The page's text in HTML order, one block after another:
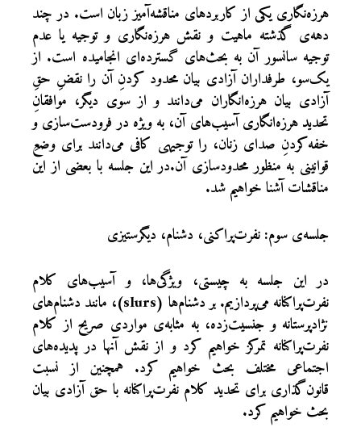
هرزه‌نگاری یکی از کاربردهای مناقشه‌آمیز زبان است. در چند
دهه‌ی گذشته ماهیت و نقش هرزه‌نگاری و توجیه یا عدم
توجیه سانسور آن به بحث‌های گسترده‌ای انجامیده است. از
یک‌سو، طرفداران آزادی بیان محدود کردنِ آن را نقضِ حق‌ِ
آزادی بیان هرزه‌انگاران می‌دانند و از سوی دیگر، موافقانِ
تحدید هرزه‌انگاری آسیب‌های آن، به ویژه در فرودست‌سازی و
خفه‌کردنِ صدای زنان، را توجیهی کافی می‌دانند برای وضعِ
قوانینی به منظور محدودسازی آن.در این جلسه با بعضی از این
مناقشات آشنا خواهیم شد.
جلسه‌ی سوم: نفرت‌پراکنی، دشنام، دیگرستیزی
در این جلسه به چیستی، ویژگی‌ها، و آسیب‌های کلام
نفرت‌پراکنانه می‌پردازیم. بر دشنام‌ها (slurs)، مانند دشنام‌های
نژادپرستانه و جنسیت‌زده، به مثابه‌ی مواردی صریح از کلام
نفرت‌پراکنانه تمرکز خواهیم کرد و از نقش آنها در پدیده‌های
اجتماعی مختلف بحث خواهیم کرد. همچنین از نسبت
قانون‌گذاری برای تحدید کلام نفرت‌پراکنانه با حق آزادی بیان
بحث خواهیم کرد.